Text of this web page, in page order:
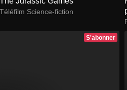
Téléfilm Science-fiction
S'abonner